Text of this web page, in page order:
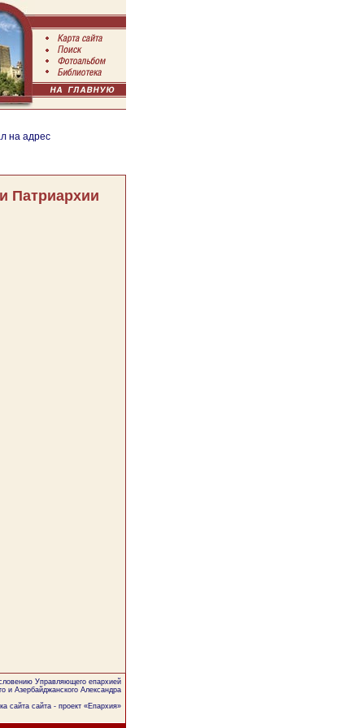
на адрес
Патриархии
Управляющего епархией
и Азербайджанского Александра
сайта сайта - проект «Епархия»